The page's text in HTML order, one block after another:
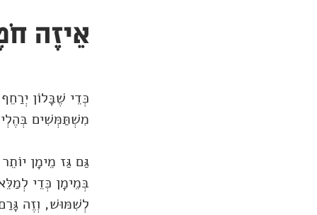
אֵיזֶה
כְּדֵי שֶׁבָּלוֹן
מִשְׁתַּמְּשִׁים
גַּם גַּז מֵימָן
בְּמֵימָן כְּדֵי
לְשִׁמּוּשׁ, וְזֶה